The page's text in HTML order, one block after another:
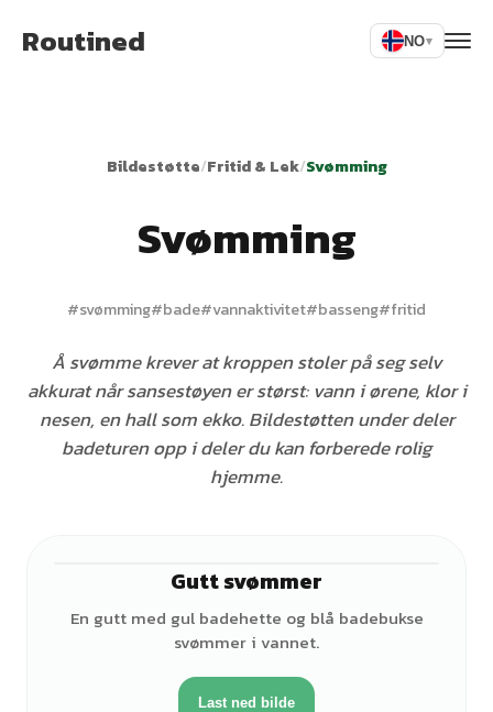
Routined NO▾
Bildestøtte/Fritid & Lek/Svømming
Svømming
#svømming#bade#vannaktivitet#basseng#fritid
Å svømme krever at kroppen stoler på seg selv
akkurat når sansestøyen er størst: vann i ørene, klor i
nesen, en hall som ekko. Bildestøtten under deler
badeturen opp i deler du kan forberede rolig
hjemme.
Gutt svømmer
En gutt med gul badehette og blå badebukse
svømmer i vannet.
Last ned bilde